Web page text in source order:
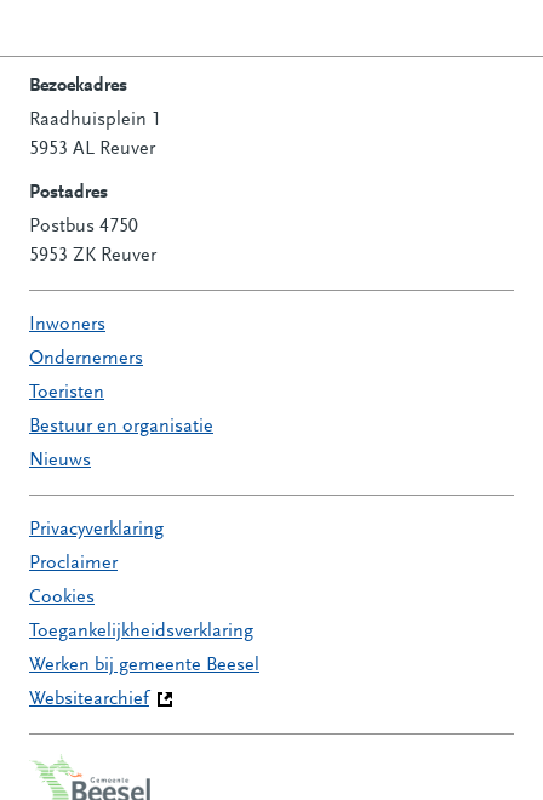
Contactinformatie
Bezoekadres
Raadhuisplein 1
5953 AL Reuver
Postadres
Postbus 4750
5953 ZK Reuver
Inwoners
Ondernemers
Toeristen
Bestuur en organisatie
Nieuws
Privacyverklaring
Proclaimer
Cookies
Toegankelijkheidsverklaring
Werken bij gemeente Beesel
Websitearchief